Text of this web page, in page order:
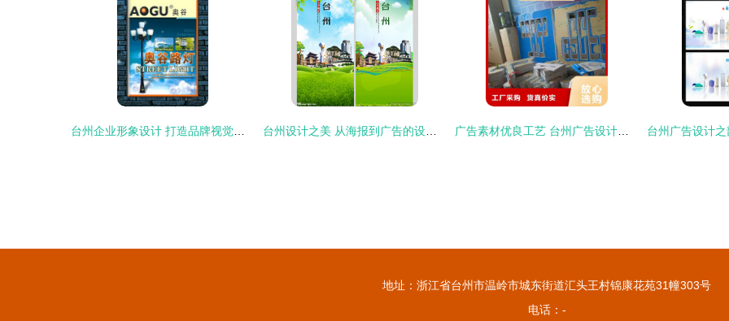
地址：浙江省台州市温岭市城东街道汇头王村锦康花苑31幢303号
电话：-